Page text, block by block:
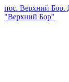
пос. Верхний Бор.
"Верхний Бор"